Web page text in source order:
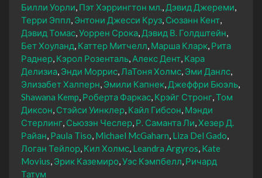
Билли Уорли Пэт Хэррингтон мл. Дэвид Джереми
Терри Эппл Энтони Джесси Круз Сюзанн Кент
Дэвид Томас Уоррен Срока Дэвид В. Голдштейн
Бет Хоуланд Каттер Митчелл Марша Кларк Рита
Раднер Кэрол Розенталь Алекс Дент Кара
Делизиа Энди Моррис ЛаТоня Холмс Эми Данлс
Элизабет Халперн Эмили Капнек Джеффри Бюэль
Shawana Kemp Роберта Фаркас Крэйг Стронг Том
Диксон Стэйси Уинклер Кайл Гибсон Мэнди
Стерлинг Сьюзэн Чеслер Р. Саманта Ли Хезер Д.
Райан Paula Tiso Michael McGaharn Liza Del Gado
Логан Тейлор Кил Холмс Leandra Argyros Kate
Movius Эрик Каземиро Уэс Кэмпбелл Ричард
Татум